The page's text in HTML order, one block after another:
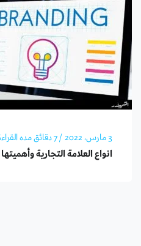
3 مارس، 2022 / 7 دقائق مده القراءة
انواع العلامة التجارية